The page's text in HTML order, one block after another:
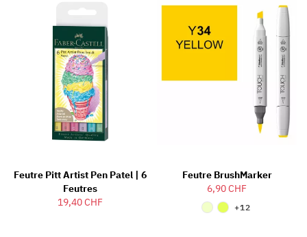
Feutre Pitt Artist Pen Patel | 6
Feutres
19,40 CHF
Feutre BrushMarker
6,90 CHF
+12